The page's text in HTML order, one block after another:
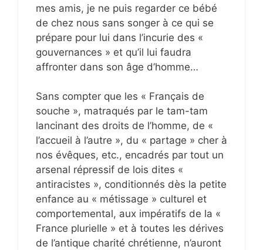
mes amis, je ne puis regarder ce bébé
de chez nous sans songer à ce qui se
prépare pour lui dans l’incurie des «
gouvernances » et qu’il lui faudra
affronter dans son âge d’homme…
Sans compter que les « Français de
souche », matraqués par le tam-tam
lancinant des droits de l’homme, de «
l’accueil à l’autre », du « partage » cher à
nos évêques, etc., encadrés par tout un
arsenal répressif de lois dites «
antiracistes », conditionnés dès la petite
enfance au « métissage » culturel et
comportemental, aux impératifs de la «
France plurielle » et à toutes les dérives
de l’antique charité chrétienne, n’auront